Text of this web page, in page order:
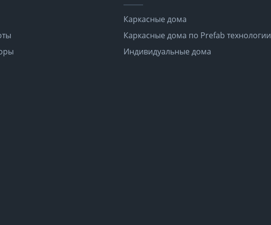
Каркасные дома
Каркасные дома по Prefab технологии
Индивидуальные дома